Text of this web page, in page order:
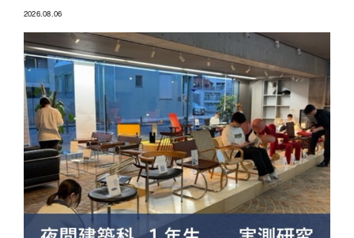
2026.08.06